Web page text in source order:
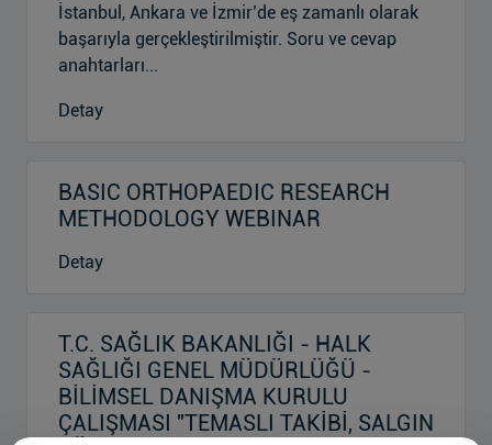
İstanbul, Ankara ve İzmir’de eş zamanlı olarak
başarıyla gerçekleştirilmiştir. Soru ve cevap
anahtarları...
Detay
BASIC ORTHOPAEDIC RESEARCH
METHODOLOGY WEBINAR
Detay
T.C. SAĞLIK BAKANLIĞI - HALK
SAĞLIĞI GENEL MÜDÜRLÜĞÜ -
BİLİMSEL DANIŞMA KURULU
ÇALIŞMASI ''TEMASLI TAKİBİ, SALGIN